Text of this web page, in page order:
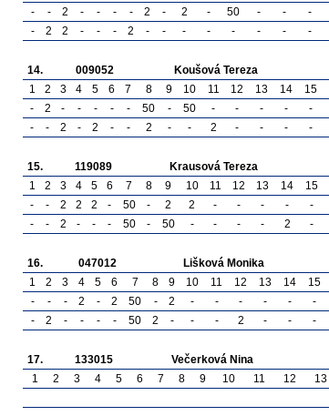
-
- 2 - - - - 2 - 2 - 50 - - -
-
2 2 - - - 2 - - - - - - - -
14. 009052 Koušová Tereza
1
2 3 4 5 6 7 8 9 10 11 12 13 14 15
-
2 - - - - - 50 - 50 - - - - -
-
- 2 - 2 - - 2 - - 2 - - - -
15. 119089 Krausová Tereza
1
2 3 4 5 6 7 8 9 10 11 12 13 14 15
-
- 2 2 2 - 50 - 2 2 - - - - -
-
- 2 - - - 50 - 50 - - - - 2 -
16. 047012 Lišková Monika
1
2 3 4 5 6 7 8 9 10 11 12 13 14 15
-
- - 2 - 2 50 - 2 - - - - - -
-
2 - - - - 50 2 - - - 2 - - -
17. 133015 Večerková Nina
1
2 3 4 5 6 7 8 9 10 11 12 13